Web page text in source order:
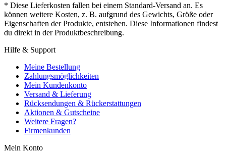
* Diese Lieferkosten fallen bei einem Standard-Versand an. Es
können weitere Kosten, z. B. aufgrund des Gewichts, Größe oder
Eigenschaften der Produkte, entstehen. Diese Informationen findest
du direkt in der Produktbeschreibung.
Hilfe & Support
Meine Bestellung
Zahlungsmöglichkeiten
Mein Kundenkonto
Versand & Lieferung
Rücksendungen & Rückerstattungen
Aktionen & Gutscheine
Weitere Fragen?
Firmenkunden
Mein Konto